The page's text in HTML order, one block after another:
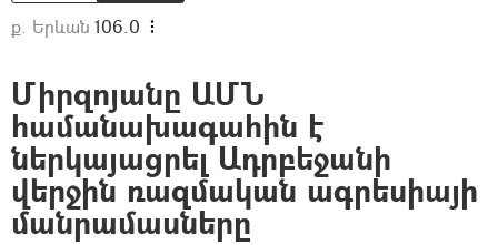
ք. Երևան 106.0
Միրզոյանը ԱՄՆ
համանախագահին է
ներկայացրել Ադրբեջանի
վերջին ռազմական ագրեսիայի
մանրամասները